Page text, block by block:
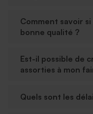
Comment savoir
bonne qualité ?
Est-il possible de
assorties à mon
Quels sont les